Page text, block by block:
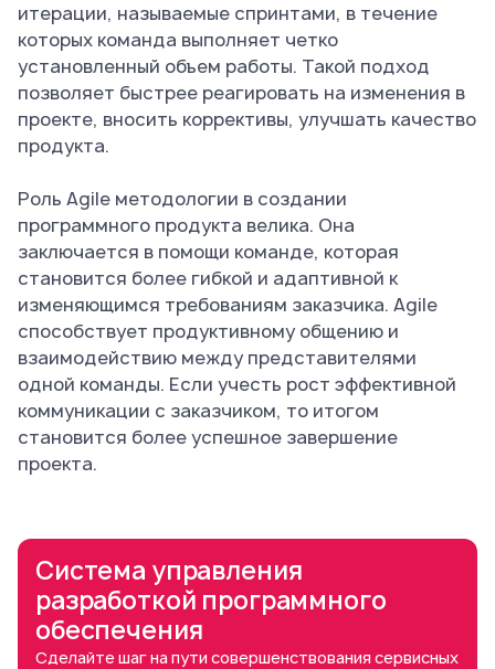
итерации, называемые спринтами, в течение
которых команда выполняет четко
установленный объем работы. Такой подход
позволяет быстрее реагировать на изменения в
проекте, вносить коррективы, улучшать качество
продукта.
Роль Agile методологии в создании
программного продукта велика. Она
заключается в помощи команде, которая
становится более гибкой и адаптивной к
изменяющимся требованиям заказчика. Agile
способствует продуктивному общению и
взаимодействию между представителями
одной команды. Если учесть рост эффективной
коммуникации с заказчиком, то итогом
становится более успешное завершение
проекта.
Система управления
разработкой программного
обеспечения
Сделайте шаг на пути совершенствования сервисных